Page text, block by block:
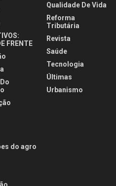
FRENTE
Qualidade De Vida
Reforma
Tributária
Revista
Saúde
Tecnologia
Últimas
Urbanismo
do agro